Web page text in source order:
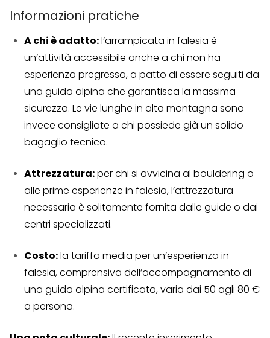
Informazioni pratiche
A chi è adatto:l’arrampicata in falesia è
un’attività accessibile anche a chi non ha
esperienza pregressa, a patto di essere seguiti da
una guida alpina che garantisca la massima
sicurezza. Le vie lunghe in alta montagna sono
invece consigliate a chi possiede già un solido
bagaglio tecnico.
Attrezzatura:per chi si avvicina al bouldering o
alle prime esperienze in falesia, l’attrezzatura
necessaria è solitamente fornita dalle guide o dai
centri specializzati.
Costo:la tariffa media per un’esperienza in
falesia, comprensiva dell’accompagnamento di
una guida alpina certificata, varia dai 50 agli 80 €
a persona.